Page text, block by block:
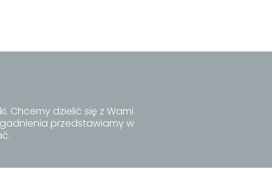
Chcemy dzielić się z Wami
przedstawiamy w